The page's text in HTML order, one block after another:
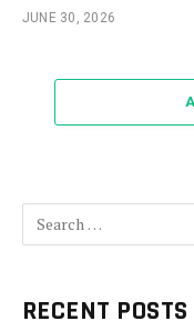
JUNE 30, 2026
RECENT POSTS